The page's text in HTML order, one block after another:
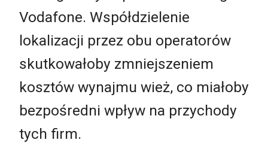
Vodafone. Współdzielenie
lokalizacji przez obu operatorów
skutkowałoby zmniejszeniem
kosztów wynajmu wież, co miałoby
bezpośredni wpływ na przychody
tych firm.